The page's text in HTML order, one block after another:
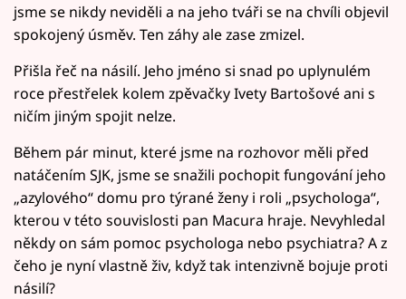
jsme se nikdy neviděli a na jeho tváři se na chvíli objevil
spokojený úsměv. Ten záhy ale zase zmizel.
Přišla řeč na násilí. Jeho jméno si snad po uplynulém
roce přestřelek kolem zpěvačky Ivety Bartošové ani s
ničím jiným spojit nelze.
Během pár minut, které jsme na rozhovor měli před
natáčením SJK, jsme se snažili pochopit fungování jeho
„azylového“ domu pro týrané ženy i roli „psychologa“,
kterou v této souvislosti pan Macura hraje. Nevyhledal
někdy on sám pomoc psychologa nebo psychiatra? A z
čeho je nyní vlastně živ, když tak intenzivně bojuje proti
násilí?